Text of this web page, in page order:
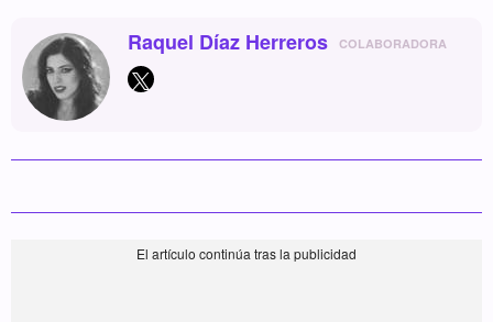
Raquel Díaz Herreros COLABORADORA